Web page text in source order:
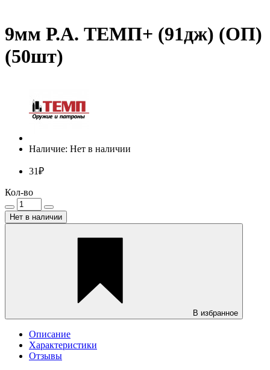
9мм Р.А. ТЕМП+ (91дж) (ОП)
(50шт)
Наличие: Нет в наличии
31₽
Кол-во
Нет в наличии
В избранное
Описание
Характеристики
Отзывы